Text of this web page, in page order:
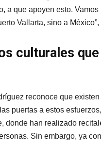
a que apoyen esto.
Vallarta, sino a México”,
culturales
reconoce que
puertas a estos
donde han realizado
Sin embargo, ya